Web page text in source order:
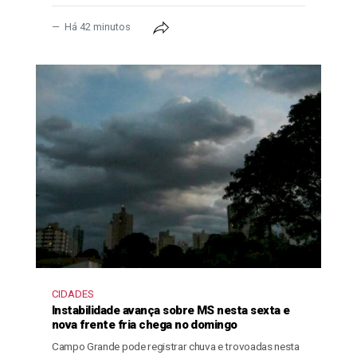
Há 42 minutos
CIDADES
Instabilidade avança sobre MS nesta sexta e
nova frente fria chega no domingo
Campo Grande pode registrar chuva e trovoadas nesta